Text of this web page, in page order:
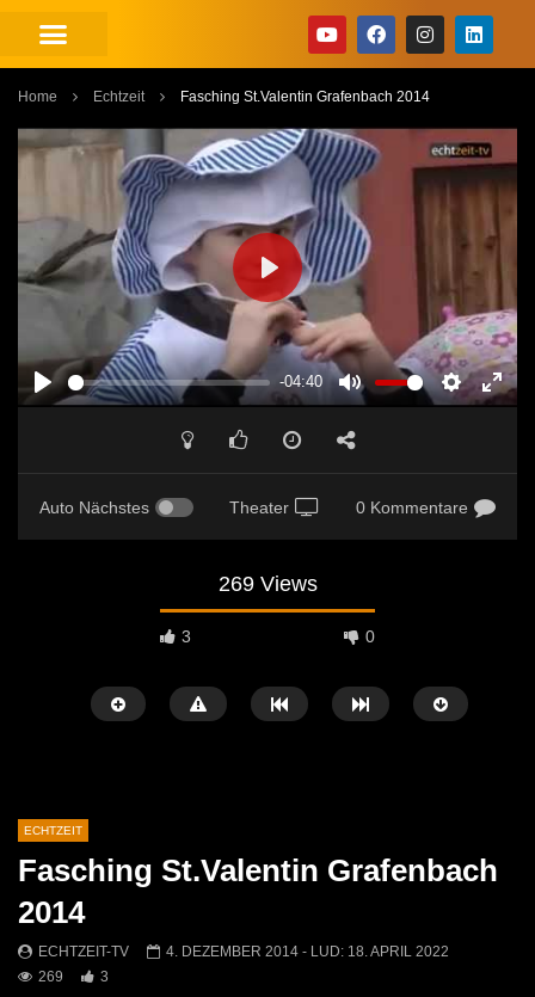
Home Echtzeit Fasching St.Valentin Grafenbach 2014
PLAY
-04:40
MUTE SETTINGS
PLAY
Auto Nächstes Theater 0 Kommentare
269 Views
3 0
Mittendrin
ECHTZEIT-TV
Kammern
ECHTZEIT
Fasching St.Valentin Grafenbach
2014
ECHTZEIT-TV 4. DEZEMBER 2014 - LUD: 18. APRIL 2022
269
3